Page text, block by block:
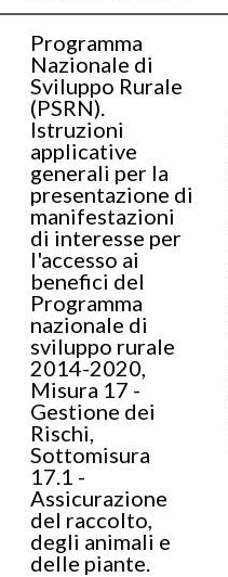
Programma
Nazionale di
Sviluppo Rurale
(PSRN).
Istruzioni
applicative
generali per la
presentazione di
manifestazioni
di interesse per
l'accesso ai
benefici del
Programma
nazionale di
sviluppo rurale
2014-2020,
Misura 17 -
Gestione dei
Rischi,
Sottomisura
17.1 -
Assicurazione
del raccolto,
degli animali e
delle piante.